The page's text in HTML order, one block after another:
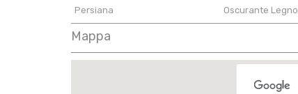
Persiana Oscurante Legno
Mappa